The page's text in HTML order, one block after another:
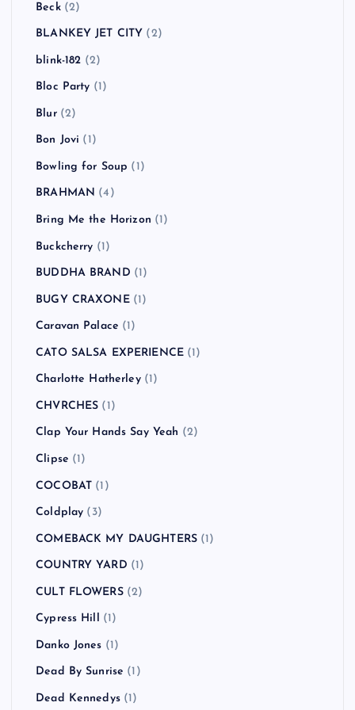
Beck(2)
BLANKEY JET CITY (2)
blink-182 (2)
Bloc Party (1)
Blur(2)
Bon Jovi (1)
Bowling for Soup (1)
BRAHMAN (4)
Bring Me the Horizon (1)
Buckcherry (1)
BUDDHA BRAND (1)
BUGY CRAXONE(1)
Caravan Palace (1)
CATO SALSA EXPERIENCE (1)
Charlotte Hatherley(1)
CHVRCHES (1)
Clap Your Hands Say Yeah (2)
Clipse (1)
COCOBAT (1)
Coldplay (3)
COMEBACK MY DAUGHTERS (1)
COUNTRY YARD (1)
CULT FLOWERS(2)
Cypress Hill (1)
Danko Jones (1)
Dead By Sunrise (1)
Dead Kennedys(1)